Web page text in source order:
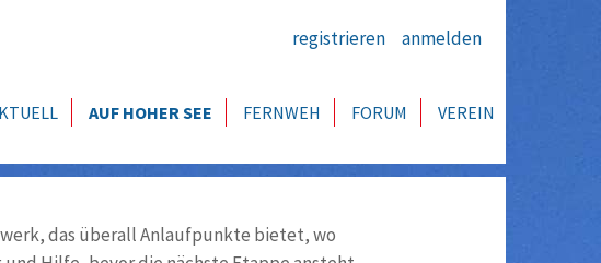
registrieren anmelden
AUF HOHER SEE FERNWEH FORUM VEREIN
das überall Anlaufpunkte bietet, wo